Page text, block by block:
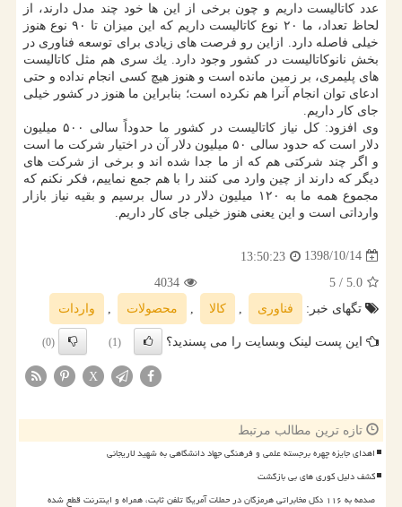
عدد كاتالیست داریم و چون برخی از این ها خود چند مدل دارند، از
لحاظ تعداد، ما ۲۰ نوع كاتالیست داریم كه این میزان تا ۹۰ نوع هنوز
خیلی فاصله دارد. ازاین رو فرصت های زیادی برای توسعه فناوری در
بخش نانوكاتالیست در كشور وجود دارد. یك سری هم مثل كاتالیست
های پلیمری، بر زمین مانده است و هنوز هیچ كسی انجام نداده و حتی
ادعای توان انجام آنرا هم نكرده است؛ بنابراین ما هنوز در كشور خیلی
جای كار داریم.
وی افزود: كل نیاز كاتالیست در كشور ما حدوداً سالی ۵۰۰ میلیون
دلار است كه حدود سالی ۵۰ میلیون دلار آن در اختیار شركت ما است
و اگر چند شركتی هم كه از ما جدا شده اند و برخی از شركت های
دیگر كه دارند از چین وارد می كنند را با هم جمع نماییم، فكر نكنم كه
مجموع همه ما به ۱۲۰ میلیون دلار در سال برسیم و بقیه نیاز بازار
وارداتی است و این یعنی هنوز خیلی جای كار داریم.
1398/10/14
13:50:23
5.0
/ 5
4034
تگهای خبر:
فناوری , كالا , محصولات , واردات
این پست لینک وبسایت را می پسندید؟ (1)
(0)
X
تازه ترین مطالب مرتبط
اهدای جایزه چهره برجسته علمی و فرهنگی جهاد دانشگاهی به شهید لاریجانی
کشف دلیل کوری های بی بازگشت
صدمه به ۱۱۶ دکل مخابراتی هرمزگان در حملات آمریکا تلفن ثابت، همراه و اینترنت قطع شده